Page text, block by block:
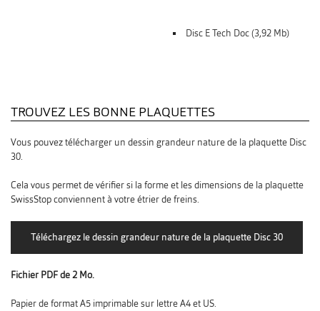
Disc E Tech Doc (3,92 Mb)
TROUVEZ LES BONNE PLAQUETTES
Vous pouvez télécharger un dessin grandeur nature de la plaquette Disc
30.
Cela vous permet de vérifier si la forme et les dimensions de la plaquette
SwissStop conviennent à votre étrier de freins.
Fichier PDF de 2 Mo.
Papier de format A5 imprimable sur lettre A4 et US.